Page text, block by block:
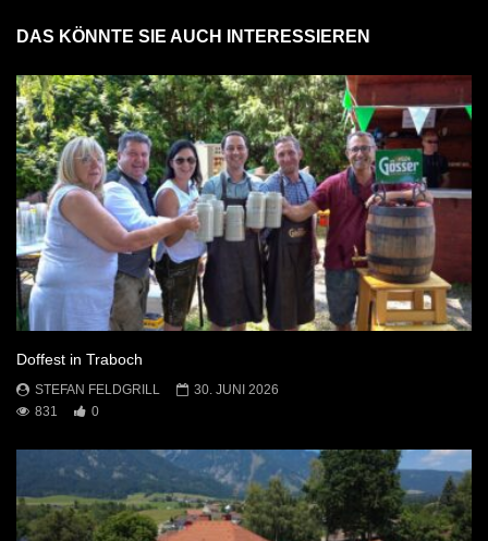
DAS KÖNNTE SIE AUCH INTERESSIEREN
Doffest in Traboch
STEFAN FELDGRILL
30. JUNI 2026
831
0